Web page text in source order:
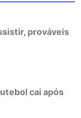
prováveis
cai após